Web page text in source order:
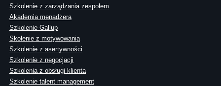
Szkolenie z zarządzania zespołem
Akademia menadżera
Szkolenie Gallup
Skolenie z motywowania
Szkolenie z asertywności
Szkolenie z negocjacji
Szkolenia z obsługi klienta
Szkolenie talent management